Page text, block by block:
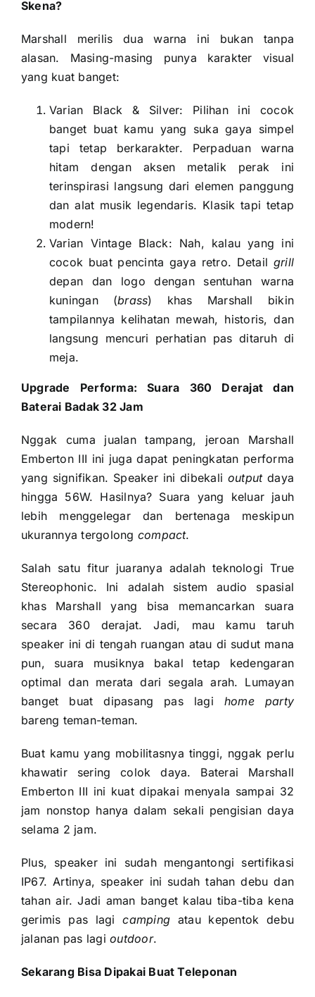
Skena?
Marshall merilis dua warna ini bukan tanpa
alasan. Masing-masing punya karakter visual
yang kuat banget:
Varian Black & Silver: Pilihan ini cocok
banget buat kamu yang suka gaya simpel
tapi tetap berkarakter. Perpaduan warna
hitam dengan aksen metalik perak ini
terinspirasi langsung dari elemen panggung
dan alat musik legendaris. Klasik tapi tetap
modern!
Varian Vintage Black: Nah, kalau yang ini
cocok buat pencinta gaya retro. Detail grill
depan dan logo dengan sentuhan warna
kuningan (brass) khas Marshall bikin
tampilannya kelihatan mewah, historis, dan
langsung mencuri perhatian pas ditaruh di
meja.
Upgrade Performa: Suara 360 Derajat dan
Baterai Badak 32 Jam
Nggak cuma jualan tampang, jeroan Marshall
Emberton III ini juga dapat peningkatan performa
yang signifikan. Speaker ini dibekali outputdaya
hingga 56W. Hasilnya? Suara yang keluar jauh
lebih menggelegar dan bertenaga meskipun
ukurannya tergolong compact.
Salah satu fitur juaranya adalah teknologi True
Stereophonic. Ini adalah sistem audio spasial
khas Marshall yang bisa memancarkan suara
secara 360 derajat. Jadi, mau kamu taruh
speaker ini di tengah ruangan atau di sudut mana
pun, suara musiknya bakal tetap kedengaran
optimal dan merata dari segala arah. Lumayan
banget buat dipasang pas lagi home party
bareng teman-teman.
Buat kamu yang mobilitasnya tinggi, nggak perlu
khawatir sering colok daya. Baterai Marshall
Emberton III ini kuat dipakai menyala sampai 32
jam nonstop hanya dalam sekali pengisian daya
selama 2 jam.
Plus, speaker ini sudah mengantongi sertifikasi
IP67. Artinya, speaker ini sudah tahan debu dan
tahan air. Jadi aman banget kalau tiba-tiba kena
gerimis pas lagicamping atau kepentok debu
jalanan pas lagioutdoor.
Sekarang Bisa Dipakai Buat Teleponan